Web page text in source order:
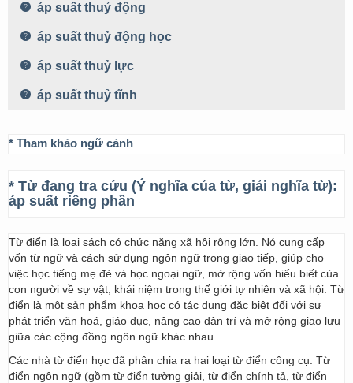
áp suất thuỷ động
áp suất thuỷ động học
áp suất thuỷ lực
áp suất thuỷ tĩnh
* Tham khảo ngữ cảnh
* Từ đang tra cứu (Ý nghĩa của từ, giải nghĩa từ):
áp suất riêng phần
Từ điển là loại sách có chức năng xã hội rộng lớn. Nó cung cấp
vốn từ ngữ và cách sử dụng ngôn ngữ trong giao tiếp, giúp cho
việc học tiếng mẹ đẻ và học ngoại ngữ, mở rộng vốn hiểu biết của
con người về sự vật, khái niệm trong thế giới tự nhiên và xã hội. Từ
điển là một sản phẩm khoa học có tác dụng đặc biệt đối với sự
phát triển văn hoá, giáo dục, nâng cao dân trí và mở rộng giao lưu
giữa các cộng đồng ngôn ngữ khác nhau.
Các nhà từ điển học đã phân chia ra hai loại từ điển công cụ: Từ
điển ngôn ngữ (gồm từ điển tường giải, từ điển chính tả, từ điển